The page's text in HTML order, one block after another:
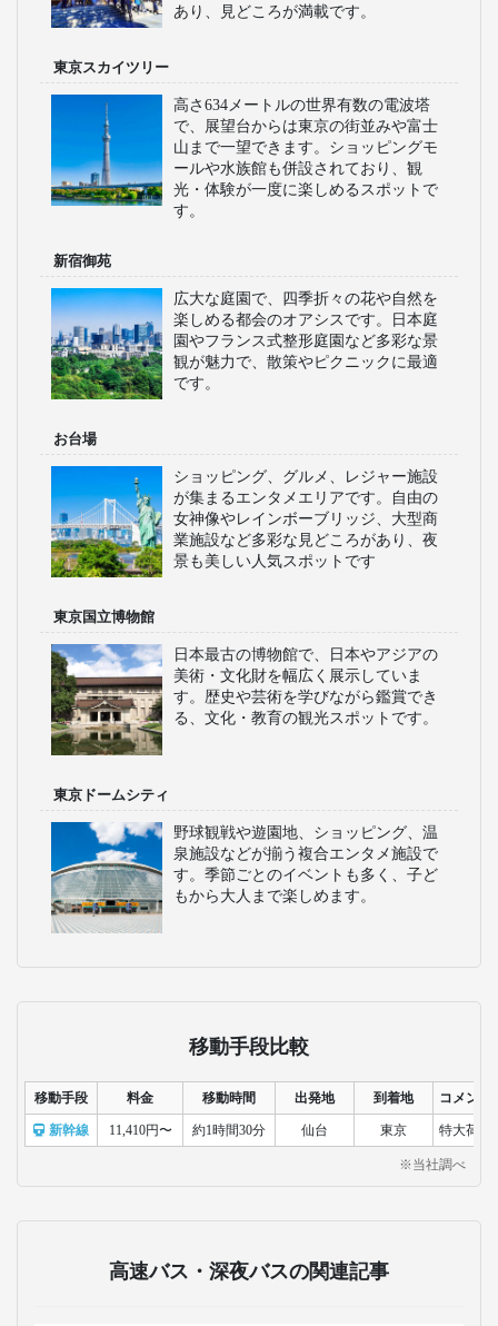
あり、見どころが満載です。
東京スカイツリー
高さ634メートルの世界有数の電波塔
で、展望台からは東京の街並みや富士
山まで一望できます。ショッピングモ
ールや水族館も併設されており、観
光・体験が一度に楽しめるスポットで
す。
新宿御苑
広大な庭園で、四季折々の花や自然を
楽しめる都会のオアシスです。日本庭
園やフランス式整形庭園など多彩な景
観が魅力で、散策やピクニックに最適
です。
お台場
ショッピング、グルメ、レジャー施設
が集まるエンタメエリアです。自由の
女神像やレインボーブリッジ、大型商
業施設など多彩な見どころがあり、夜
景も美しい人気スポットです
東京国立博物館
日本最古の博物館で、日本やアジアの
美術・文化財を幅広く展示していま
す。歴史や芸術を学びながら鑑賞でき
る、文化・教育の観光スポットです。
東京ドームシティ
野球観戦や遊園地、ショッピング、温
泉施設などが揃う複合エンタメ施設で
す。季節ごとのイベントも多く、子ど
もから大人まで楽しめます。
移動手段比較
移動手段 料金 移動時間 出発地 到着地 コメント
新幹線 11,410円〜 約1時間30分 仙台 東京 特大荷物
※当社調べ
高速バス・深夜バスの関連記事